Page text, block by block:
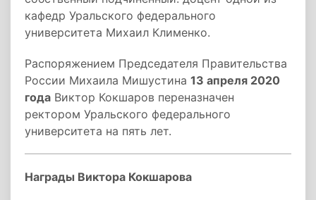
кафедр Уральского федерального
университета Михаил Клименко.
Распоряжением Председателя Правительства
России Михаила Мишустина 13 апреля 2020
года Виктор Кокшаров переназначен
ректором Уральского федерального
университета на пять лет.
Награды Виктора Кокшарова